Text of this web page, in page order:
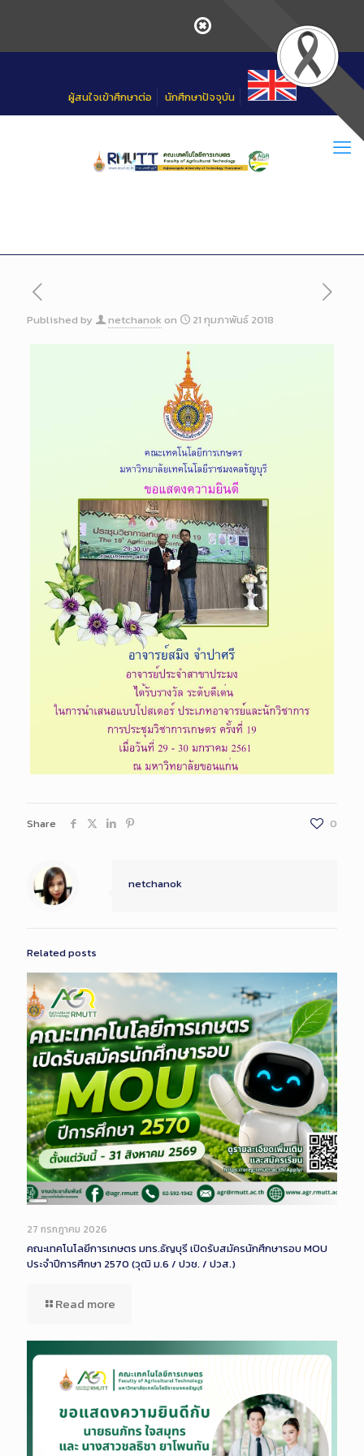
ผู้สนใจเข้าศึกษาต่อ นักศึกษาปัจจุบัน
Published by netchanok on 21 กุมภาพันธ์ 2018
Share 0
netchanok
Related posts
Long
Description
27 กรกฎาคม 2026
คณะเทคโนโลยีการเกษตร มทร.ธัญบุรี เปิดรับสมัครนักศึกษารอบ MOU
ประจำปีการศึกษา 2570 (วุฒิ ม.6 / ปวช. / ปวส.)
Read more